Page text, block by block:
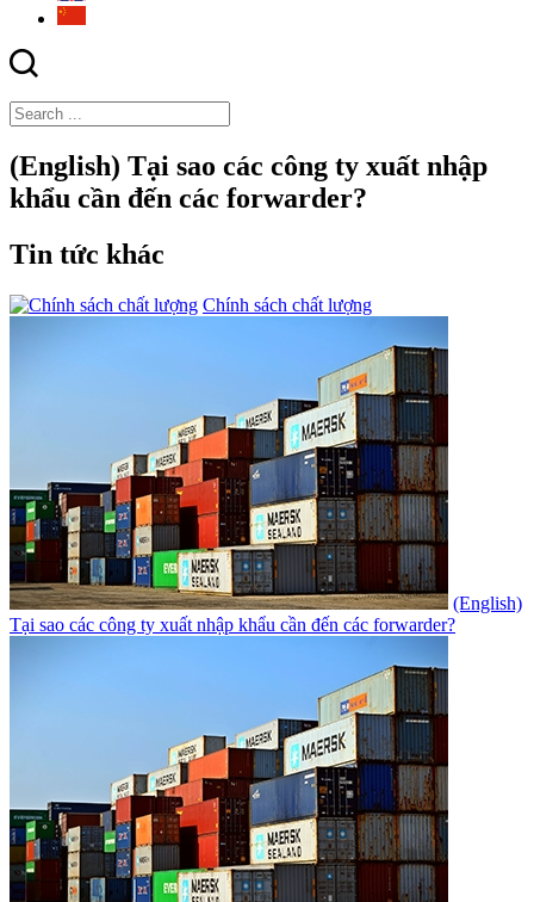
(English) Tại sao các công ty xuất nhập
khẩu cần đến các forwarder?
Tin tức khác
Chính sách chất lượng
(English)
Tại sao các công ty xuất nhập khẩu cần đến các forwarder?